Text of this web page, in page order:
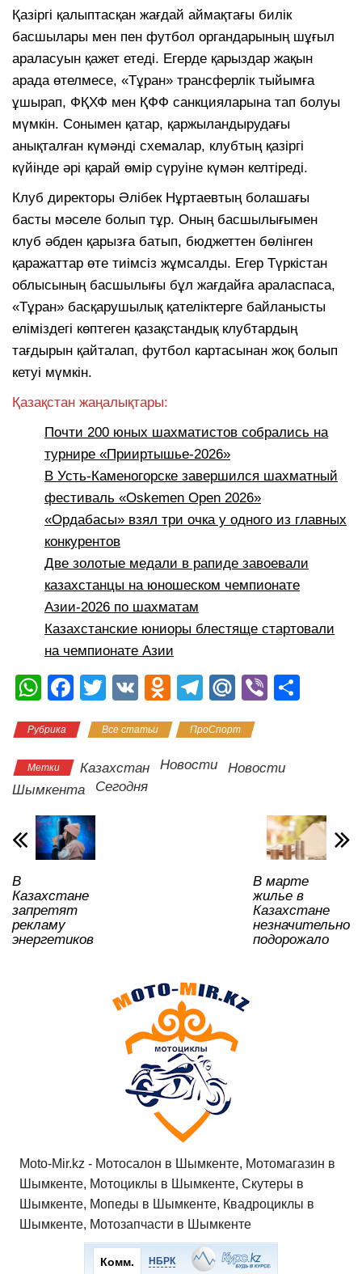
Қазіргі қалыптасқан жағдай аймақтағы билік
басшылары мен пен футбол органдарының шұғыл
араласуын қажет етеді. Егерде қарыздар жақын
арада өтелмесе, «Тұран» трансферлік тыйымға
ұшырап, ФҚХФ мен ҚФФ санкцияларына тап болуы
мүмкін. Сонымен қатар, қаржыландырудағы
анықталған күмәнді схемалар, клубтың қазіргі
күйінде әрі қарай өмір сүруіне күмән келтіреді.
Клуб директоры Әлібек Нұртаевтың болашағы
басты мәселе болып тұр. Оның басшылығымен
клуб әбден қарызға батып, бюджеттен бөлінген
қаражаттар өте тиімсіз жұмсалды. Егер Түркістан
облысының басшылығы бұл жағдайға араласпаса,
«Тұран» басқарушылық қателіктерге байланысты
еліміздегі көптеген қазақстандық клубтардың
тағдырын қайталап, футбол картасынан жоқ болып
кетуі мүмкін.
Қазақстан жаңалықтары:
Почти 200 юных шахматистов собрались на
турнире «Прииртышье-2026»
В Усть-Каменогорске завершился шахматный
фестиваль «Oskemen Open 2026»
«Ордабасы» взял три очка у одного из главных
конкурентов
Две золотые медали в рапиде завоевали
казахстанцы на юношеском чемпионате
Азии-2026 по шахматам
Казахстанские юниоры блестяще стартовали
на чемпионате Азии
W
at
s
A
p
p
F
c
e
b
o
o
k
T
tt
er
V
O
n
o
T
e
gr
M
.R
u
Vi
и
ть
Рубрика Все статьи ПроСпорт
Метки Казахстан Новости
Новости
Шымкента
Сегодня
В
Казахстане
запретят
рекламу
энергетиков
В марте
жилье в
Казахстане
незначительно
подорожало
Moto-Mir.kz - Мотосалон в Шымкенте, Мотомагазин в
Шымкенте, Мотоциклы в Шымкенте, Скутеры в
Шымкенте, Мопеды в Шымкенте, Квадроциклы в
Шымкенте, Мотозапчасти в Шымкенте